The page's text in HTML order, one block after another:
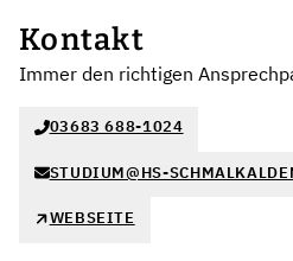
Kontakt
Immer den richtigen
03683 688-1024
STUDIUM@HS-
WEBSEITE